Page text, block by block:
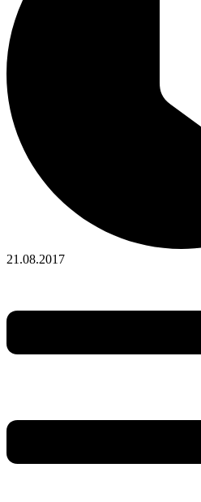
21.08.2017